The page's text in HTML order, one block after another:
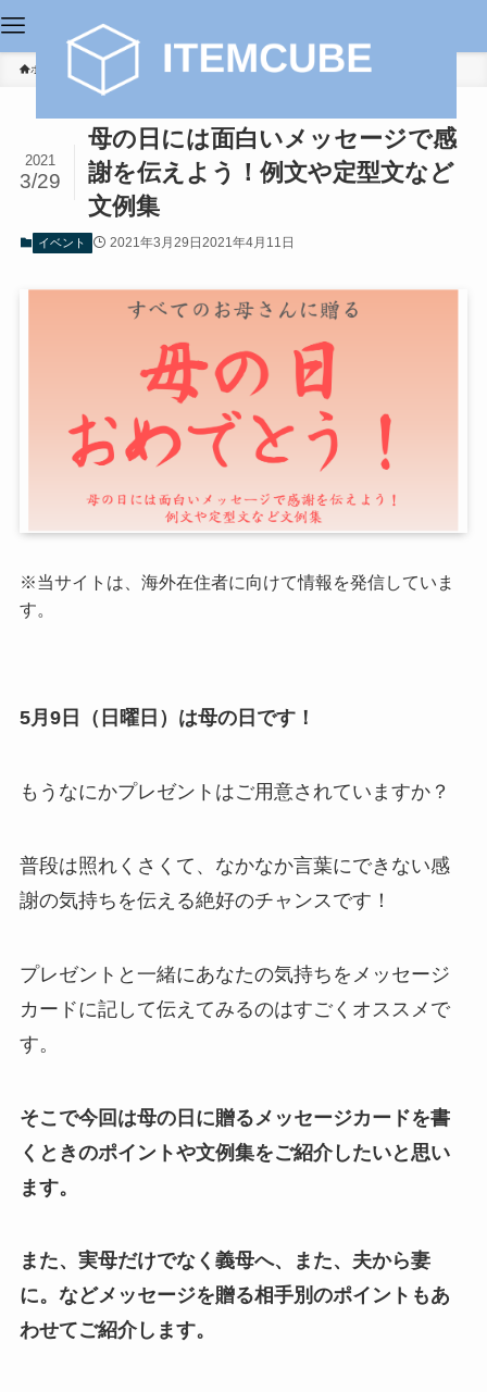
ホーム
母の日には面白いメッセージで感
謝を伝えよう！例文や定型文など
文例集
2021
3/29
イベント 2021年3月29日 2021年4月11日
※当サイトは、海外在住者に向けて情報を発信していま
す。
5月9日（日曜日）は母の日です！
もうなにかプレゼントはご用意されていますか？
普段は照れくさくて、なかなか言葉にできない感
謝の気持ちを伝える絶好のチャンスです！
プレゼントと一緒にあなたの気持ちをメッセージ
カードに記して伝えてみるのはすごくオススメで
す。
そこで今回は母の日に贈るメッセージカードを書
くときのポイントや文例集をご紹介したいと思い
ます。
また、実母だけでなく義母へ、また、夫から妻
に。などメッセージを贈る相手別のポイントもあ
わせてご紹介します。